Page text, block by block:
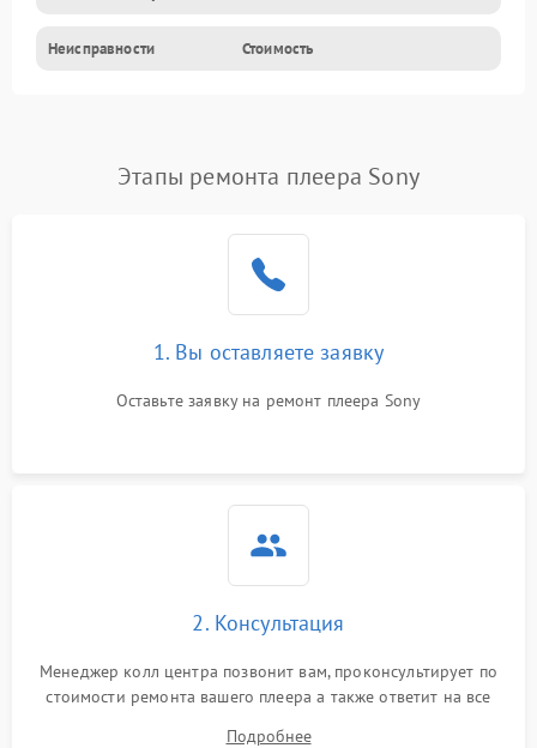
Неисправности Стоимость
Этапы ремонта плеера Sony
1. Вы оставляете заявку
Оставьте заявку на ремонт плеера Sony
2. Консультация
Менеджер колл центра позвонит вам, проконсультирует по
стоимости ремонта вашего плеера а также ответит на все
Подробнее